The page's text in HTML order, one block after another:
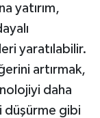
yatırım,
yaratılabilir.
artırmak,
daha
düşürme gibi